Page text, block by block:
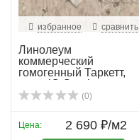
избранное сравнить
Линолеум
коммерческий
гомогенный Таркетт,
колл. iQ Granit...
(0)
Цена: 2 690 ₽/м2